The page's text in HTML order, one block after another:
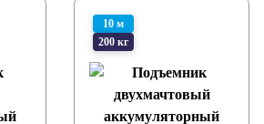
10 м
200 кг